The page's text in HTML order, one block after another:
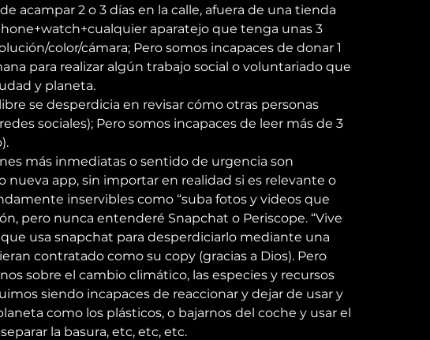
acampar 2 o 3 días en la calle, afuera de una tienda
aparatejo que tenga unas 3
color/cámara; Pero somos incapaces de donar 1
para realizar algún trabajo social o voluntariado que
y planeta.
se desperdicia en revisar cómo otras personas
sociales); Pero somos incapaces de leer más de 3
más inmediatas o sentido de urgencia son
app, sin importar en realidad si es relevante o
inservibles como “suba fotos y videos que
pero nunca entenderé Snapchat o Periscope. “Vive
usa snapchat para desperdiciarlo mediante una
contratado como su copy (gracias a Dios). Pero
sobre el cambio climático, las especies y recursos
siendo incapaces de reaccionar y dejar de usar y
como los plásticos, o bajarnos del coche y usar el
la basura, etc, etc, etc.